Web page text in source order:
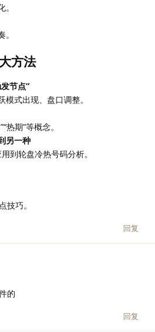
方法
节点”
式出现、盘口调整。
热期”等概念。
另一种
到轮盘冷热号码分析。
技巧。
回复
的
回复